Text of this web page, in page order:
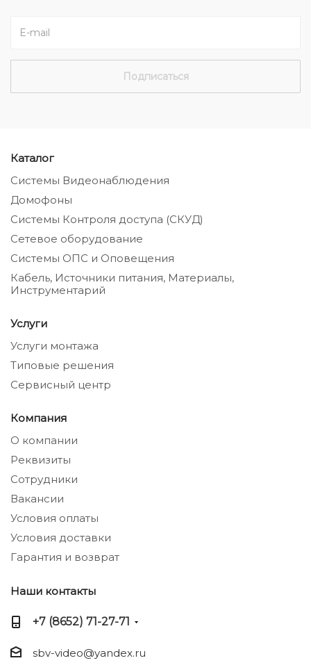
Каталог
Системы Видеонаблюдения
Домофоны
Системы Контроля доступа (СКУД)
Сетевое оборудование
Системы ОПС и Оповещения
Кабель, Источники питания, Материалы,
Инструментарий
Услуги
Услуги монтажа
Типовые решения
Сервисный центр
Компания
О компании
Реквизиты
Сотрудники
Вакансии
Условия оплаты
Условия доставки
Гарантия и возврат
Наши контакты
+7 (8652) 71-27-71
sbv-video@yandex.ru